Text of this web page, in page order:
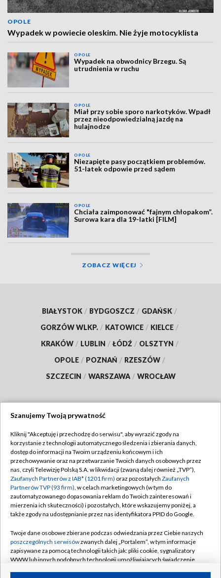
OPOLE
Wypadek w powiecie oleskim. Nie żyje motocyklista
OPOLE
Wypadek na obwodnicy Brzegu. Są
utrudnienia w ruchu
OPOLE
Miał przy sobie sporo narkotyków. Wpadł
przez nieodpowiedzialną jazdę na
hulajnodze
OPOLE
Niezapięte pasy początkiem problemów.
51-latek odpowie przed sądem
OPOLE
Chciała zaimponować "fajnym chłopakom”.
Surowa kara dla 19-latki [FILM]
ZOBACZ WIĘCEJ
BIAŁYSTOK / BYDGOSZCZ / GDAŃSK /
GORZÓW WLKP. / KATOWICE / KIELCE /
KRAKÓW / LUBLIN / ŁÓDŹ / OLSZTYN /
OPOLE / POZNAŃ / RZESZÓW /
SZCZECIN / WARSZAWA / WROCŁAW
TVP
Abonament TVP
Emisja w TVP
Centrum informacji TVP
Naziemna Telewizja Cyfrowa
Rada Programowa
System NOS
Informacje o nadawcy
Regulamin TVP
Polityka prywatności
Moje zgody
Pomoc
Kontakt
Kanały
Szanujemy Twoją prywatność
Kliknij "Akceptuję i przechodzę do serwisu", aby wyrazić zgody na
korzystanie z technologii automatycznego śledzenia i zbierania danych,
dostęp do informacji na Twoim urządzeniu końcowym i ich
przechowywanie oraz na przetwarzanie Twoich danych osobowych przez
nas, czyli Telewizję Polską S.A. w likwidacji (zwaną dalej również „TVP”),
Zaufanych Partnerów z IAB* (1201 firm) oraz pozostałych Zaufanych
Partnerów TVP (93 firm), w celach marketingowych (w tym do
zautomatyzowanego dopasowania reklam do Twoich zainteresowań i
mierzenia ich skuteczności) i pozostałych, które wskazujemy poniżej, a
także zgody na udostępnianie przez nas identyfikatora PPID do Google.
Twoje dane osobowe zbierane podczas odwiedzania przez Ciebie naszych
poszczególnych serwisówzwanych dalej „Portalem”, w tym informacje
zapisywane za pomocą technologii takich jak: pliki cookie, sygnalizatory
WWW lub innych podobnych technologii umożliwiających świadczenie